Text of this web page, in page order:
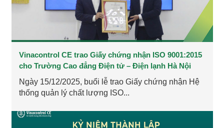
​​​​​​​Vinacontrol CE trao Giấy chứng nhận ISO 9001:2015
cho Trường Cao đẳng Điện tử – Điện lạnh Hà Nội
Ngày 15/12/2025, buổi lễ trao Giấy chứng nhận Hệ
thống quản lý chất lượng ISO...